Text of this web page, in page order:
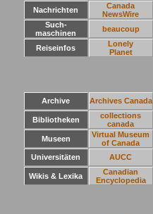
Nachrichten
Canada
NewsWire
Such-
maschinen
beaucoup
Reiseinfos
Lonely
Planet
Archive Archives Canada
Bibliotheken
collections
canada
Museen
Virtual Museum
of Canada
Universitäten AUCC
Wikis & Lexika
Canadian
Encyclopedia